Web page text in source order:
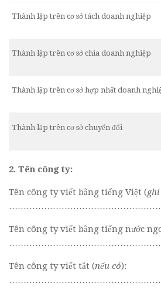
Thành lập trên cơ sở tách doanh nghiệp
Thành lập trên cơ sở chia doanh nghiệp
Thành lập trên cơ sở hợp nhất doanh
Thành lập trên cơ sở chuyển đổi
2. Tên công ty:
Tên công ty viết bằng tiếng Việt (
Tên công ty viết bằng tiếng nước
Tên công ty viết tắt (nếu có):